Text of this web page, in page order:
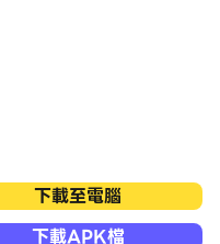
下載至電腦
下載APK檔